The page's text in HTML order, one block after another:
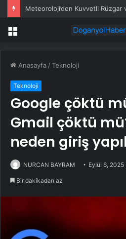
Meteoroloji’den Kuvvetli Rüzgar
Menü
Anasayfa /Teknoloji
Teknoloji
Google çöktü
Gmail çöktü
neden giriş
NURCAN BAYRAM Eylül 6, 2025
Bir dakikadan az